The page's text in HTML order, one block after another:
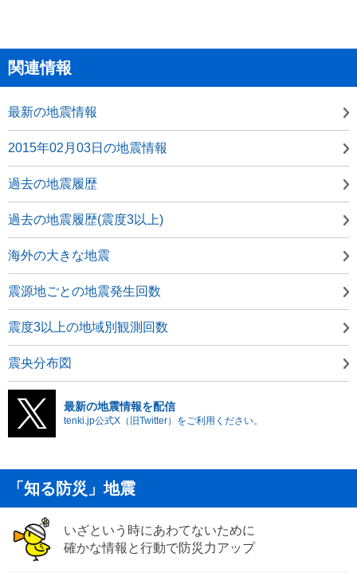
関連情報
最新の地震情報
2015年02月03日の地震情報
過去の地震履歴
過去の地震履歴(震度3以上)
海外の大きな地震
震源地ごとの地震発生回数
震度3以上の地域別観測回数
震央分布図
最新の地震情報を配信
tenki.jp公式X（旧Twitter）をご利用ください。
「知る防災」地震
いざという時にあわてないために
確かな情報と行動で防災力アップ